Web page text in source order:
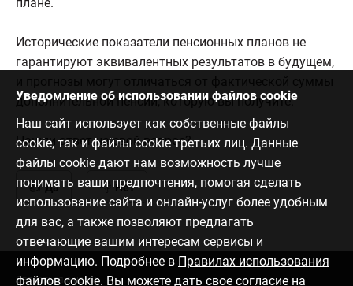
Исторические показатели пенсионных планов не
гарантируют эквивалентных результатов в будущем,
дополнительной пенсии, которую вы получите.
Нашли ответ на свой вопрос?
Да Нет
Уведомление об использовании файлов cookie
Наш сайт использует как собственные файлы
cookie, так и файлы cookie третьих лиц. Данные
файлы cookie дают нам возможность лучше
понимать ваши предпочтения, помогая сделать
использование сайта и онлайн-услуг более удобным
для вас, а также позволяют предлагать
отвечающие вашим интересам сервисы и
информацию. Подробнее в Правилах использования
файлов cookie. Вы можете дать свое согласие на
Связаться с нами